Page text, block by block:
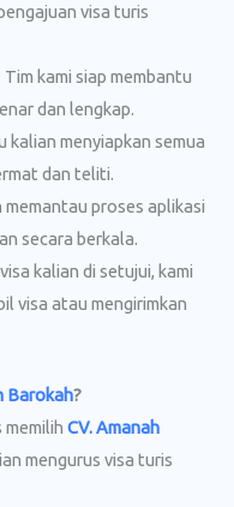
visa turis
: Tim kami siap membantu
dan lengkap.
kalian menyiapkan semua
dan teliti.
memantau proses aplikasi
secara berkala.
kalian di setujui, kami
visa atau mengirimkan
Barokah?
CV. Amanah
mengurus visa turis